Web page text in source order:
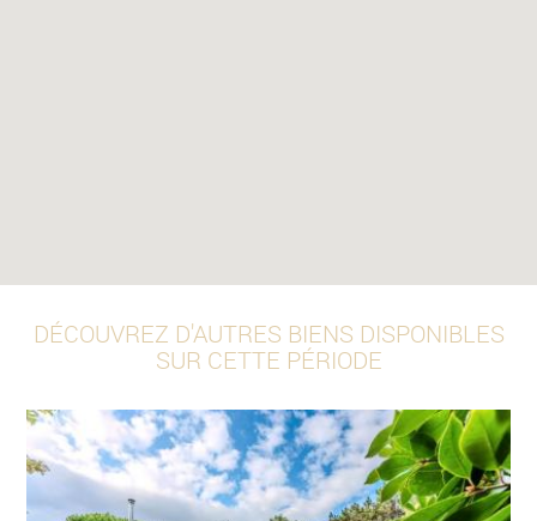
DÉCOUVREZ D'AUTRES BIENS DISPONIBLES
SUR CETTE PÉRIODE